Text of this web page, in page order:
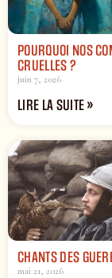
POURQUOI NOS
CRUELLES ?
juin 7, 2026
LIRE LA SUITE »
CHANTS DES
mai 21, 2026